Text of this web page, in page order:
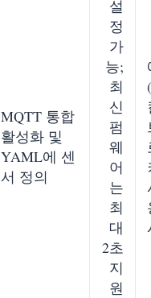
MQTT 통합
활성화 및
YAML에 센
서 정의
설
정
가
능;
최
신
펌
웨
어
는
최
대
2초
지
원